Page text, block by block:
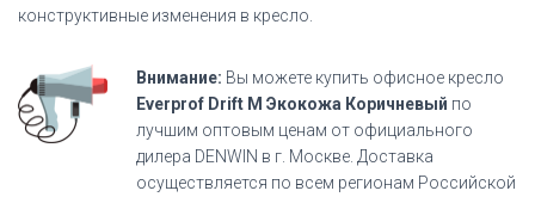
конструктивные изменения в кресло.
Внимание: Вы можете купить офисное кресло
Everprof Drift M Экокожа Коричневый по
лучшим оптовым ценам от официального
дилера DENWIN в г. Москве. Доставка
осуществляется по всем регионам Российской